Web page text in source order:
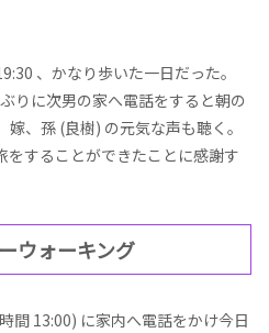
、かなり歩いた一日だった。
りに次男の家へ電話をすると朝の
、孫 (良樹) の元気な声も聴く。
をすることができたことに感謝す
ウォーキング
間 13:00) に家内へ電話をかけ今日